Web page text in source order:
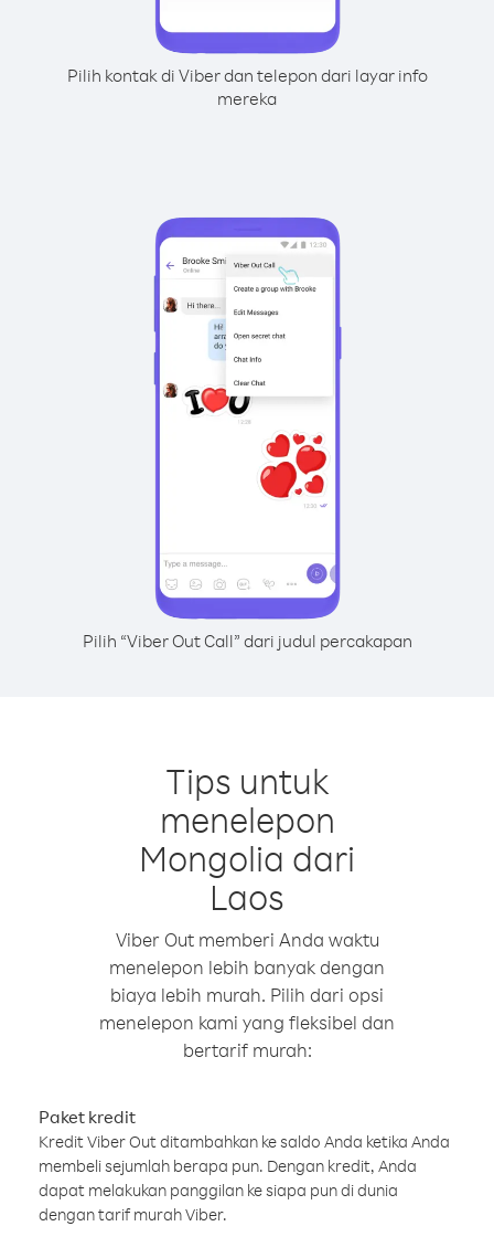
Pilih kontak di Viber dan telepon dari layar info
mereka
Pilih “Viber Out Call” dari judul percakapan
Tips untuk
menelepon
Mongolia dari
Laos
Viber Out memberi Anda waktu
menelepon lebih banyak dengan
biaya lebih murah. Pilih dari opsi
menelepon kami yang fleksibel dan
bertarif murah:
Paket kredit
Kredit Viber Out ditambahkan ke saldo Anda ketika Anda
membeli sejumlah berapa pun. Dengan kredit, Anda
dapat melakukan panggilan ke siapa pun di dunia
dengan tarif murah Viber.